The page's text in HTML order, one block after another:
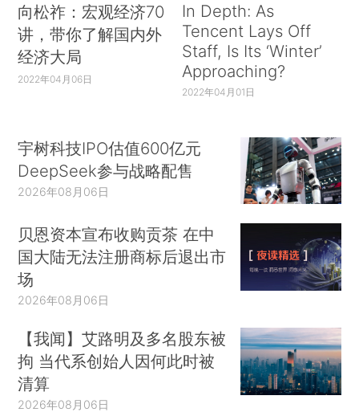
向松祚：宏观经济70
讲，带你了解国内外
经济大局
2022年04月06日
In Depth: As
Tencent Lays Off
Staff, Is Its ‘Winter’
Approaching?
2022年04月01日
宇树科技IPO估值600亿元
DeepSeek参与战略配售
2026年08月06日
贝恩资本宣布收购贡茶 在中
国大陆无法注册商标后退出市
场
2026年08月06日
【我闻】艾路明及多名股东被
拘 当代系创始人因何此时被
清算
2026年08月06日